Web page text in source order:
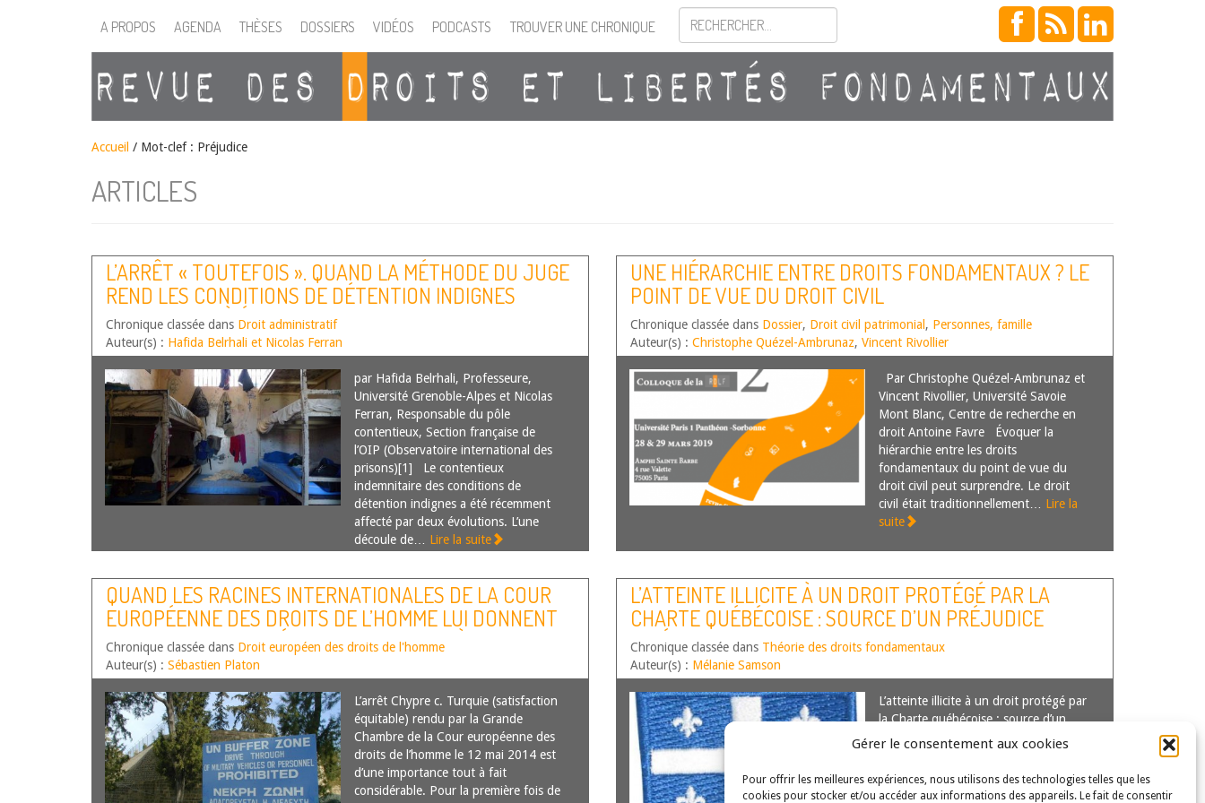
Gérer le consentement aux cookies
Pour offrir les meilleures expériences, nous utilisons des technologies telles que les
cookies pour stocker et/ou accéder aux informations des appareils. Le fait de consentir
A PROPOS AGENDA THÈSES DOSSIERS VIDÉOS PODCASTS TROUVER UNE CHRONIQUE
Accueil / Mot-clef : Préjudice
ARTICLES
L’ARRÊT « TOUTEFOIS ». QUAND LA MÉTHODE DU JUGE
REND LES CONDITIONS DE DÉTENTION INDIGNES
IMPOSSIBLES À ÉTABLIR.
Chronique classée dans Droit administratif
Auteur(s) : Hafida Belrhali et Nicolas Ferran
par Hafida Belrhali, Professeure,
Université Grenoble-Alpes et Nicolas
Ferran, Responsable du pôle
contentieux, Section française de
l’OIP (Observatoire international des
prisons)[1] Le contentieux
indemnitaire des conditions de
détention indignes a été récemment
affecté par deux évolutions. L’une
découle de… Lire la suite
UNE HIÉRARCHIE ENTRE DROITS FONDAMENTAUX ? LE
POINT DE VUE DU DROIT CIVIL
Chronique classée dans Dossier, Droit civil patrimonial , Personnes, famille
Auteur(s) : Christophe Quézel-Ambrunaz, Vincent Rivollier
Par Christophe Quézel-Ambrunaz et
Vincent Rivollier, Université Savoie
Mont Blanc, Centre de recherche en
droit Antoine Favre Évoquer la
hiérarchie entre les droits
fondamentaux du point de vue du
droit civil peut surprendre. Le droit
civil était traditionnellement… Lire la
suite
QUAND LES RACINES INTERNATIONALES DE LA COUR
EUROPÉENNE DES DROITS DE L’HOMME LUI DONNENT
DES AILES : LA CONSÉCRATION DU DROIT À
INDEMNISATION DANS LES AFFAIRES INTERÉTATIQUES
Chronique classée dans Droit européen des droits de l'homme
Auteur(s) : Sébastien Platon
L’arrêt Chypre c. Turquie (satisfaction
équitable) rendu par la Grande
Chambre de la Cour européenne des
droits de l’homme le 12 mai 2014 est
d’une importance tout à fait
considérable. Pour la première fois de
L’ATTEINTE ILLICITE À UN DROIT PROTÉGÉ PAR LA
CHARTE QUÉBÉCOISE : SOURCE D’UN PRÉJUDICE
INHÉRENT ?
Chronique classée dans Théorie des droits fondamentaux
Auteur(s) : Mélanie Samson
L’atteinte illicite à un droit protégé par
la Charte québécoise : source d’un
préjudice inhérent ? Par Mélanie
professeure adjointe à la Faculté de
droit de l’Université de Laval Bien que